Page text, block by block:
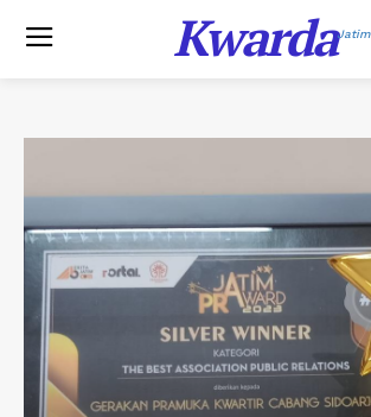
KwardaJatim